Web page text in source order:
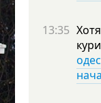
13:35